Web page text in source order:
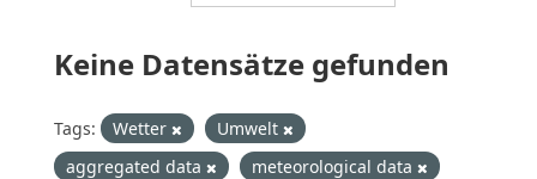
Keine Datensätze gefunden
Tags: Wetter
Umwelt
aggregated data
meteorological data